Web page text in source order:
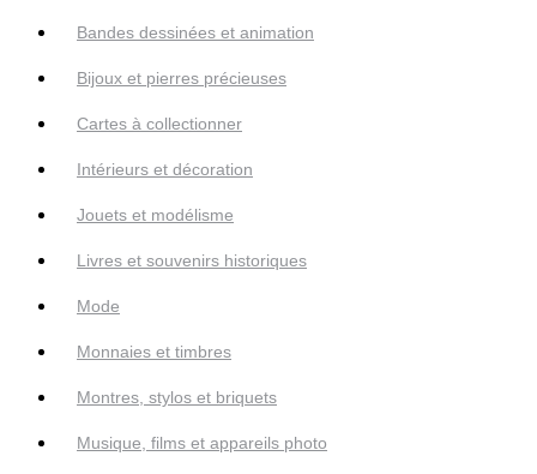
Bandes dessinées et animation
Bijoux et pierres précieuses
Cartes à collectionner
Intérieurs et décoration
Jouets et modélisme
Livres et souvenirs historiques
Mode
Monnaies et timbres
Montres, stylos et briquets
Musique, films et appareils photo